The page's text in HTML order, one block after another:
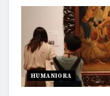
HUMANIORA